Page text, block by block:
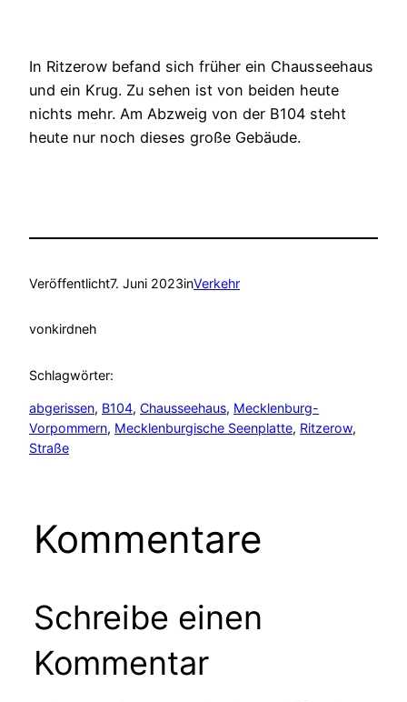
In Ritzerow befand sich früher ein Chausseehaus
und ein Krug. Zu sehen ist von beiden heute
nichts mehr. Am Abzweig von der B104 steht
heute nur noch dieses große Gebäude.
Veröffentlicht7. Juni 2023inVerkehr
vonkirdneh
Schlagwörter:
abgerissen, B104, Chausseehaus, Mecklenburg-
Vorpommern, Mecklenburgische Seenplatte, Ritzerow
Straße
Kommentare
Schreibe einen
Kommentar